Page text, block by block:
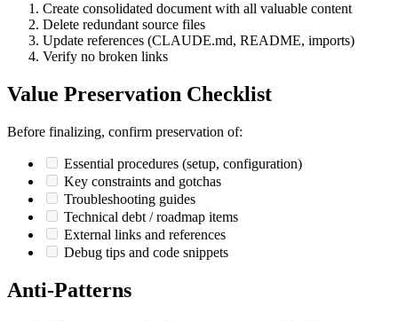
Create consolidated document with all valuable content
Delete redundant source files
Update references (CLAUDE.md, README, imports)
Verify no broken links
Value Preservation Checklist
Before finalizing, confirm preservation of:
Essential procedures (setup, configuration)
Key constraints and gotchas
Troubleshooting guides
Technical debt / roadmap items
External links and references
Debug tips and code snippets
Anti-Patterns